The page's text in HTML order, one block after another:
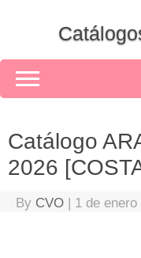
Catálogo
2026
By CVO | 1 de enero